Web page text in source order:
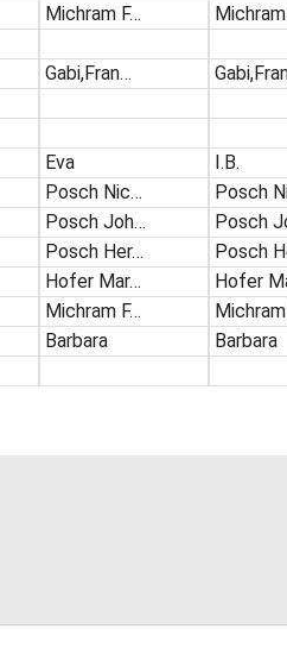
Michram F…
Gabi,Fran…
Eva
Posch Nic…
Posch Joh…
Posch Her…
Hofer Mar…
Michram F…
Barbara
I.B.
Posch
Posch
Posch
Hofer
Barbara